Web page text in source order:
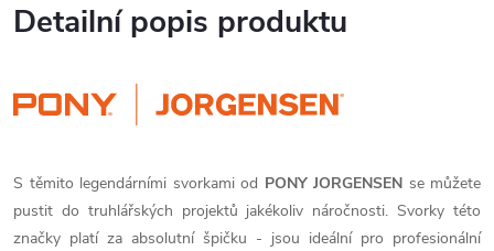
Detailní popis produktu
S těmito legendárními svorkami od PONY JORGENSEN se můžete
pustit do truhlářských projektů jakékoliv náročnosti. Svorky této
značky platí za absolutní špičku - jsou ideální pro profesionální